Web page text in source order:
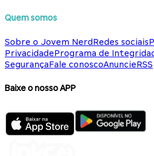
Quem somos
Sobre o Jovem NerdRedes sociais
PrivacidadePrograma de
SegurançaFale conoscoAnuncieRSS
Baixe o nosso APP